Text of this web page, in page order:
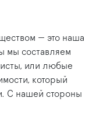
— это наша
мы составляем
или любые
который
С нашей стороны